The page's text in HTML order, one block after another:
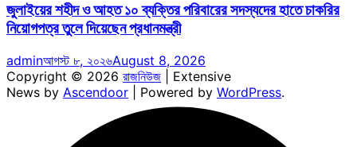
জুলাইয়ের শহীদ ও আহত ১০ ব্যক্তির পরিবারের সদস্যদের হাতে চাকরির
নিয়োগপত্র তুলে দিয়েছেন প্রধানমন্ত্রী
adminআগস্ট ৮, ২০২৬August 8, 2026
Copyright © 2026 রাজনিউজ | Extensive
News by Ascendoor | Powered by WordPress.